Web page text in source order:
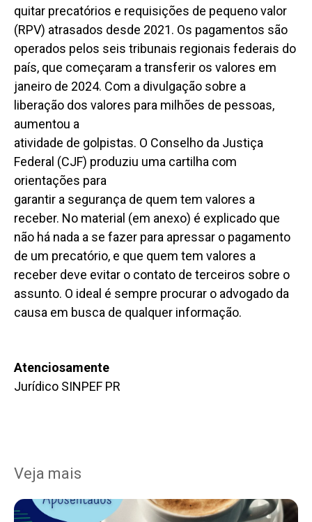
quitar precatórios e requisições de pequeno valor
(RPV) atrasados desde 2021. Os pagamentos são
operados pelos seis tribunais regionais federais do
país, que começaram a transferir os valores em
janeiro de 2024. Com a divulgação sobre a
liberação dos valores para milhões de pessoas,
aumentou a
atividade de golpistas. O Conselho da Justiça
Federal (CJF) produziu uma cartilha com
orientações para
garantir a segurança de quem tem valores a
receber. No material (em anexo) é explicado que
não há nada a se fazer para apressar o pagamento
de um precatório, e que quem tem valores a
receber deve evitar o contato de terceiros sobre o
assunto. O ideal é sempre procurar o advogado da
causa em busca de qualquer informação.
Atenciosamente
Jurídico SINPEF PR
Veja mais